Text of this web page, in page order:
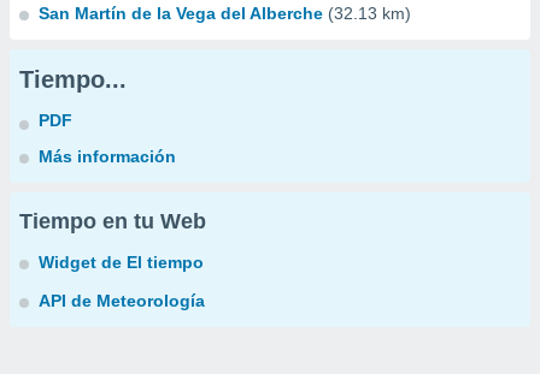
San Martín de la Vega del Alberche (32.13 km)
Tiempo...
PDF
Más información
Tiempo en tu Web
Widget de El tiempo
API de Meteorología